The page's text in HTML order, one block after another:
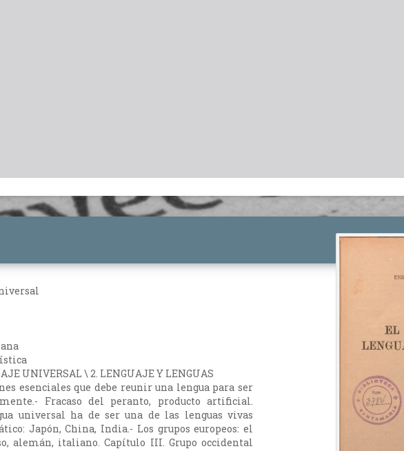
UNIVERSAL \ 2. LENGUAJE Y LENGUAS
esenciales que debe reunir una lengua para ser
Fracaso del peranto, producto artificial.
universal ha de ser una de las lenguas vivas
Japón, China, India.- Los grupos europeos: el
alemán, italiano. Capítulo III. Grupo occidental